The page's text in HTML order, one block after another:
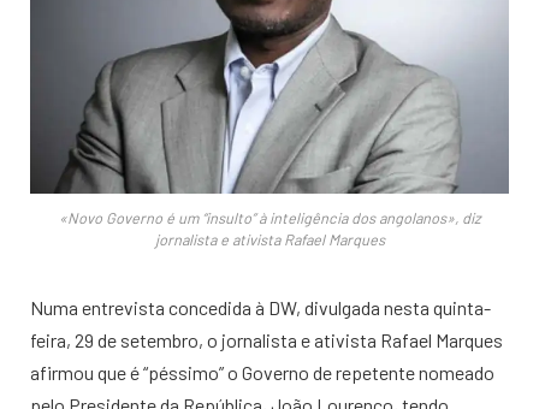
«Novo Governo é um “insulto” à inteligência dos angolanos», diz
jornalista e ativista Rafael Marques
Numa entrevista concedida à DW, divulgada nesta quinta-
feira, 29 de setembro, o jornalista e ativista Rafael Marques
afirmou que é “péssimo” o Governo de repetente nomeado